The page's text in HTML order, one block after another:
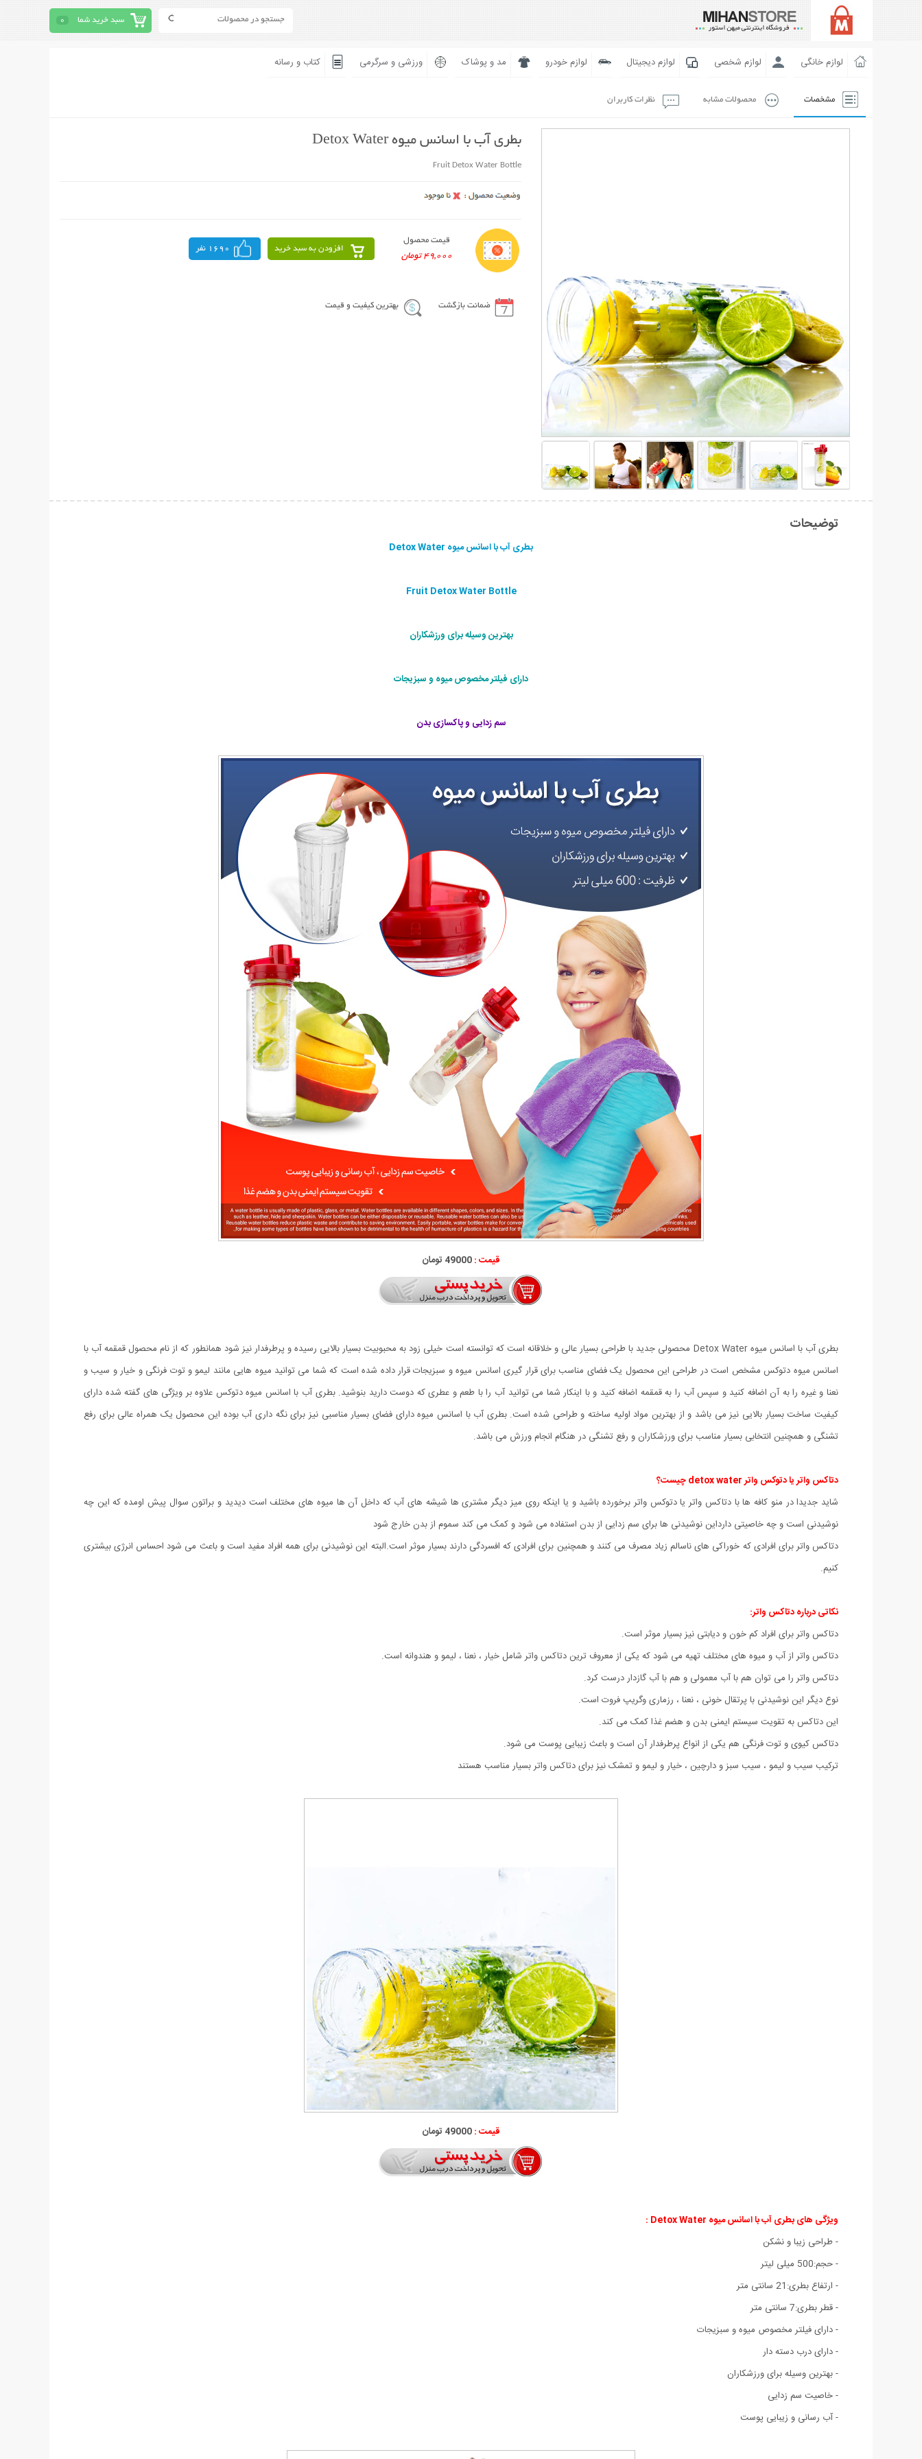
سبد خرید شما 0
لوازم خانگی لوازم شخصی لوازم دیجیتال لوازم خودرو مد و پوشاک ورزشی و سرگرمی کتاب و رسانه
مشخصات محصولات مشابه نظرات کاربران
بطری آب با اسانس میوه Detox Water
Fruit Detox Water Bottle
قیمت محصول
49,000 تومان
افزودن به سبد خرید 1690 نفر
ضمانت بازگشت بهترین کیفیت و قیمت
توضیحات
بطری آب با اسانس میوه Detox Water
Fruit Detox Water Bottle
بهترین وسیله برای ورزشکاران
دارای فیلتر مخصوص میوه و سبزیجات
سم زدایی و پاکسازی بدن
قیمت :49000 تومان
بطری آب با اسانس میوه Detox Water محصولی جدید با طراحی بسیار عالی و خلاقانه است که توانسته است خیلی زود به محبوبیت بسیار بالایی رسیده و پرطرفدار نیز شود همانطور که از نام محصول قمقمه آب با
اسانس میوه دتوکس مشخص است در طراحی این محصول یک فضای مناسب برای قرار گیری اسانس میوه و سبزیجات قرار داده شده است که شما می توانید میوه هایی مانند لیمو و توت فرنگی و خیار و سیب و
نعنا و غیره را به آن اضافه کنید و سپس آب را به قمقمه اضافه کنید و با اینکار شما می توانید آب را با طعم و عطری که دوست دارید بنوشید. بطری آب با اسانس میوه دتوکس علاوه بر ویژگی های گفته شده دارای
کیفیت ساخت بسیار بالایی نیز می باشد و از بهترین مواد اولیه ساخته و طراحی شده است. بطری آب با اسانس میوه دارای فضای بسیار مناسبی نیز برای نگه داری آب بوده این محصول یک همراه عالی برای رفع
تشنگی و همچنین انتخابی بسیار مناسب برای ورزشکاران و رفع تشنگی در هنگام انجام ورزش می باشد.
دتاکس واتر یا دتوکس واتر detox water چیست؟
شاید جدیدا در منو کافه ها با دتاکس واتر یا دتوکس واتر برخورده باشید و یا اینکه روی میز دیگر مشتری ها شیشه های آب که داخل آن ها میوه های مختلف است دیدید و براتون سوال پیش اومده که این چه
نوشیدنی است و چه خاصیتی دارداین نوشیدنی ها برای سم زدایی از بدن استفاده می شود و کمک می کند سموم از بدن خارج شود
دتاکس واتر برای افرادی که خوراکی های ناسالم زیاد مصرف می کنند و همچنین برای افرادی که افسردگی دارند بسیار موثر است.البته این نوشیدنی برای همه افراد مفید است و باعث می شود احساس انرژی بیشتری
کنیم.
نکاتی درباره دتاکس واتر:
دتاکس واتر برای افراد کم خون و دیابتی نیز بسیار موثر است.
دتاکس واتر از آب و میوه های مختلف تهیه می شود که یکی از معروف ترین دتاکس واتر شامل خیار ، نعنا ، لیمو و هندوانه است.
دتاکس واتر را می توان هم با آب معمولی و هم با آب گازدار درست کرد.
نوع دیگر این نوشیدنی با پرتقال خونی ، نعنا ، رزماری وگریپ فروت است.
این دتاکس به تقویت سیستم ایمنی بدن و هضم غذا کمک می کند.
دتاکس کیوی و توت فرنگی هم یکی از انواع پرطرفدار آن است و باعث زیبایی پوست می شود.
ترکیب سیب و لیمو ، سیب سبز و دارچین ، خیار و لیمو و تمشک نیز برای دتاکس واتر بسیار مناسب هستند
قیمت :49000 تومان
ویژگی های بطری آب با اسانس میوه Detox Water
:
- طراحی زیبا و نشکن
- حجم:500 میلی لیتر
- ارتفاع بطری:21 سانتی متر
- قطر بطری:7 سانتی متر
- دارای فیلتر مخصوص میوه و سبزیجات
- دارای درب دسته دار
- بهترین وسیله برای ورزشکاران
- خاصیت سم زدایی
- آب رسانی و زیبایی پوست